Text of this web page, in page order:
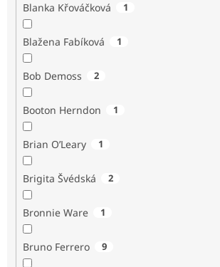
Blanka Křováčková 1
Blažena Fabíková 1
Bob Demoss 2
Booton Herndon 1
Brian O’Leary 1
Brigita Švédská 2
Bronnie Ware 1
Bruno Ferrero 9